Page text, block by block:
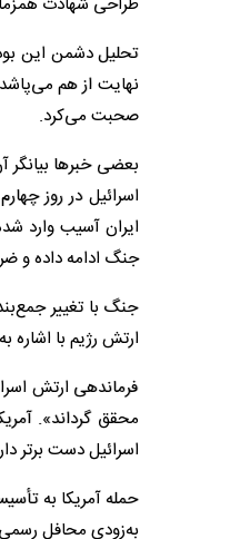
تحلیل دشمن این
نهایت از هم
صحبت می‌کرد.
بعضی خبرها بیانگر
اسرائیل در روز
ایران آسیب وارد
جنگ ادامه داده و
جنگ با تغییر
ارتش رژیم با
فرماندهی ارتش
محقق گرداند».
اسرائیل دست برتر
حمله آمریکا به
به‌زودی محافل رسمی